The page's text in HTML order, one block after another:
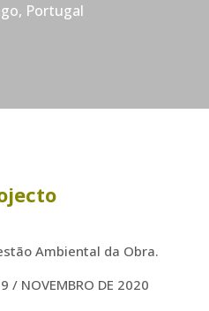
Portugal
Ambiental da Obra.
/ NOVEMBRO DE 2020